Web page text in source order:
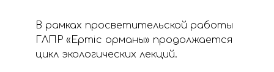
В рамках просветительской работы
ГЛПР «Ертіс орманы» продолжается
цикл экологических лекций.